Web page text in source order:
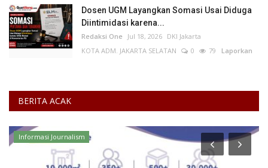
Dosen UGM Layangkan Somasi Usai Diduga
Diintimidasi karena...
Redaksi One Jul 18, 2026 DKI Jakarta
KOTA ADM. JAKARTA SELATAN
0 79 Laporkan
BERITA ACAK
Informasi Journalism